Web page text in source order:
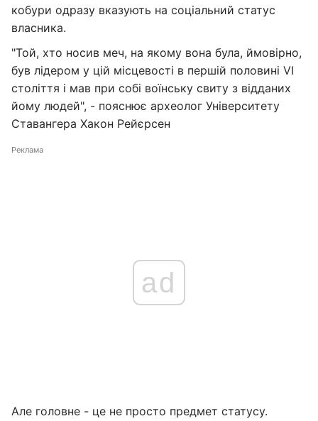
кобури одразу вказують на соціальний статус
власника.
"Той, хто носив меч, на якому вона була, ймовірно,
був лідером у цій місцевості в першій половині VI
століття і мав при собі воїнську свиту з відданих
йому людей", - пояснює археолог Університету
Ставангера Хакон Рейєрсен
Реклама
ad
Але головне - це не просто предмет статусу.